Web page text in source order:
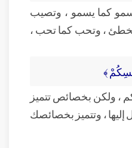
كما يسمو ، وتصيب
، وتحب كما تحب ،
﴾
، ولكن بخصائص تتميز
إليها ، وتتميز بخصائصك